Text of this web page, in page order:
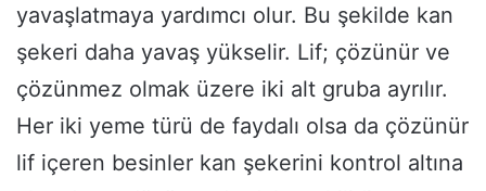
yavaşlatmaya yardımcı olur. Bu şekilde kan
şekeri daha yavaş yükselir. Lif; çözünür ve
çözünmez olmak üzere iki alt gruba ayrılır.
Her iki yeme türü de faydalı olsa da çözünür
lif içeren besinler kan şekerini kontrol altına